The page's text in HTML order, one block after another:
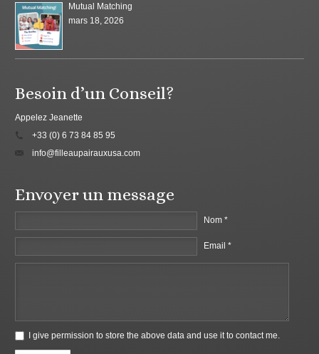
Mutual Matching
mars 18, 2026
Besoin d’un Conseil?
Appelez Jeanette
+33 (0) 6 73 84 85 95
info@filleaupairauxusa.com
Envoyer un message
Nom *
Email *
I give permission to store the above data and use it to contact me.